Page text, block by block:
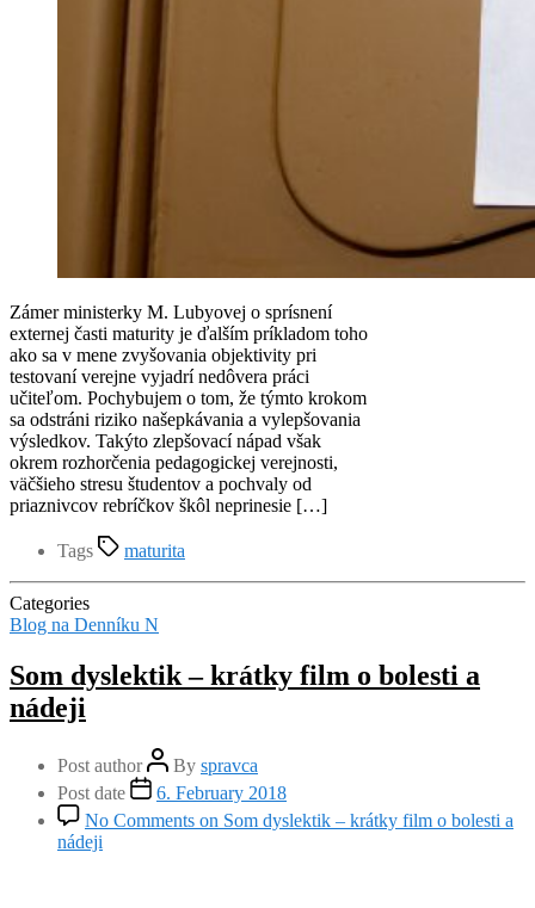
Zámer ministerky M. Lubyovej o sprísnení
externej časti maturity je ďalším príkladom toho
ako sa v mene zvyšovania objektivity pri
testovaní verejne vyjadrí nedôvera práci
učiteľom. Pochybujem o tom, že týmto krokom
sa odstráni riziko našepkávania a vylepšovania
výsledkov. Takýto zlepšovací nápad však
okrem rozhorčenia pedagogickej verejnosti,
väčšieho stresu študentov a pochvaly od
priaznivcov rebríčkov škôl neprinesie […]
Tags maturita
Categories
Blog na Denníku N
Som dyslektik – krátky film o bolesti a
nádeji
Post author By spravca
Post date
6. February 2018
No Comments on Som dyslektik – krátky film o bolesti a
nádeji